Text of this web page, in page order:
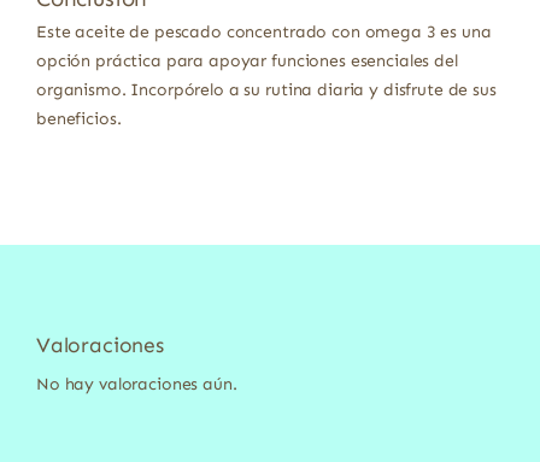
Este aceite de pescado concentrado con omega 3 es una
opción práctica para apoyar funciones esenciales del
organismo. Incorpórelo a su rutina diaria y disfrute de sus
beneficios.
Valoraciones
No hay valoraciones aún.